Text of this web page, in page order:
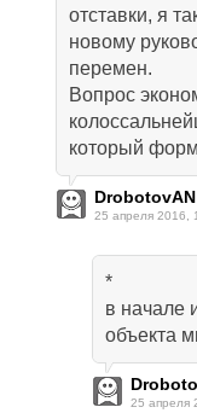
отставки, я
новому
перемен.
Вопрос
который
DrobotovAN
25 апреля 2016,
*
в начале
объекта
25 апреля